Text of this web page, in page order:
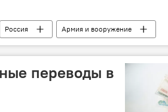
Россия Армия и вооружение
переводы в